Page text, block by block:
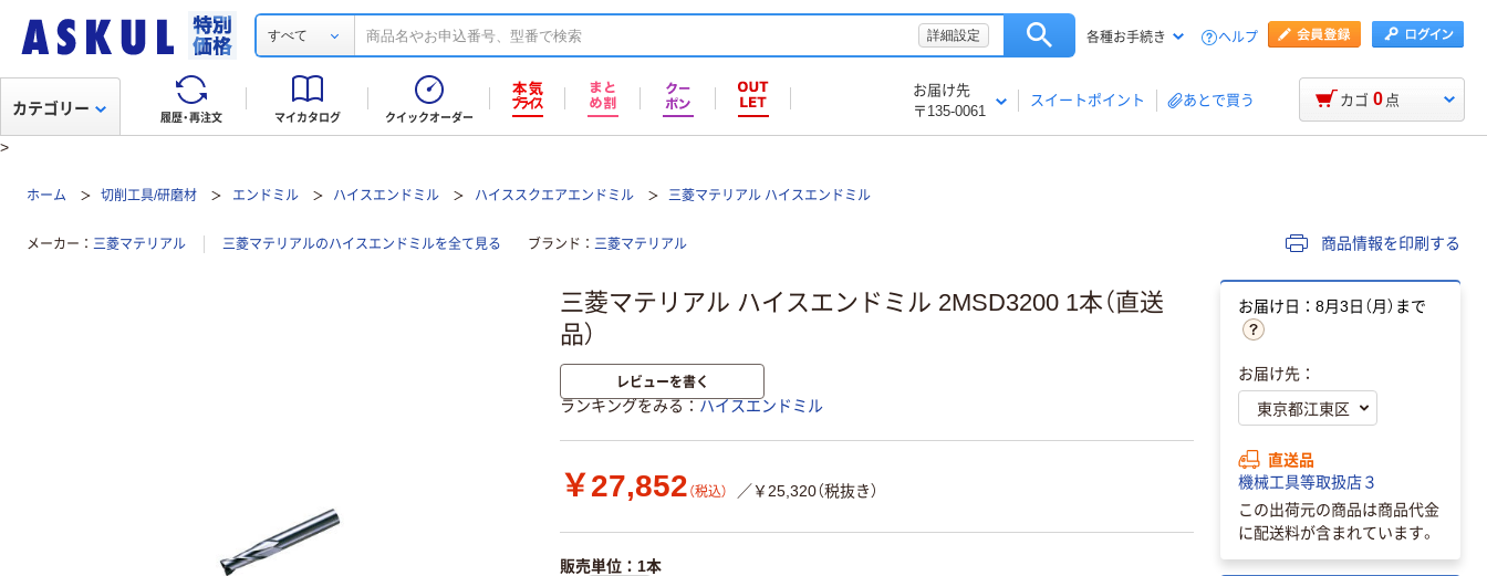
すべて 詳細設定 各種お手続き ヘルプ
履歴・再注文 マイカタログ クイックオーダー
お届け先
〒135-0061
スイートポイント あとで買う
カテゴリー カゴ 0 点
>
ホーム 切削工具/研磨材 エンドミル ハイスエンドミル ハイススクエアエンドミル 三菱マテリアル ハイスエンドミル
メーカー 三菱マテリアル 三菱マテリアルのハイスエンドミルを全て見る ブランド 三菱マテリアル 商品情報を印刷する
三菱マテリアル ハイスエンドミル 2MSD3200 1本（直送
品）
レビューを書く
ランキングをみる ハイスエンドミル
￥27,852 （税込） ／￥25,320（税抜き）
販売単位：1本
お届け日：8月3日（月）まで
お届け先：
直送品
機械工具等取扱店３
この出荷元の商品は商品代金
に配送料が含まれています。